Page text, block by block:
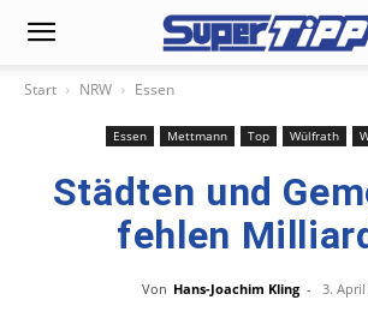
Start NRW Essen
Essen Mettmann Top Wülfrath
Städten und
fehlen
Von Hans-Joachim Kling - 3. April